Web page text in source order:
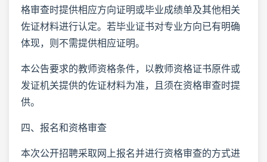
格审查时提供相应方向证明或毕业成绩单及其他相关
佐证材料进行认定。若毕业证书对专业方向已有明确
体现，则不需提供相应证明。
本公告要求的教师资格条件，以教师资格证书原件或
发证机关提供的佐证材料为准，且须在资格审查时提
供。
四、报名和资格审查
本次公开招聘采取网上报名并进行资格审查的方式进